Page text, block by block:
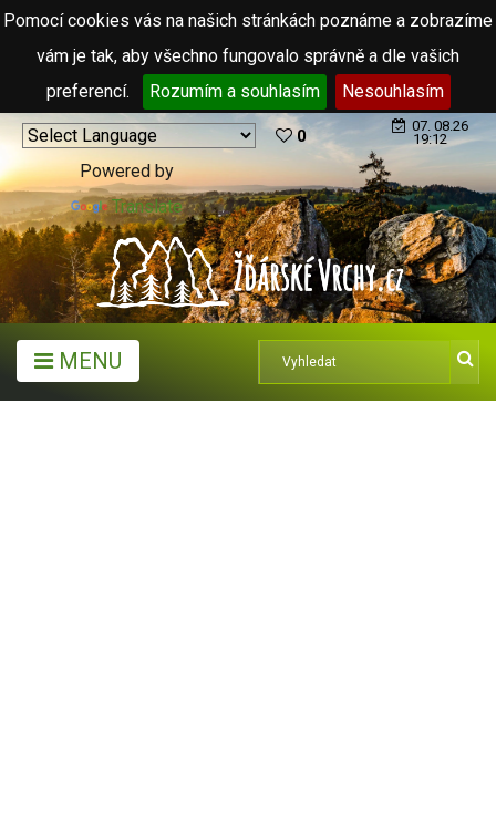
Pomocí cookies vás na našich stránkách poznáme a zobrazíme
vám je tak, aby všechno fungovalo správně a dle vašich
preferencí.
Rozumím a souhlasím Nesouhlasím
Powered by
Translate
0
07. 08.26
19:12
MENU